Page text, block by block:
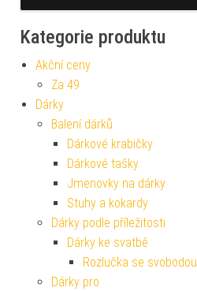
Kategorie produktu
Akční ceny
Za 49
Dárky
Balení dárků
Dárkové krabičky
Dárkové tašky
Jmenovky na dárky
Stuhy a kokardy
Dárky podle příležitosti
Dárky ke svatbě
Rozlučka se svobodou
Dárky pro